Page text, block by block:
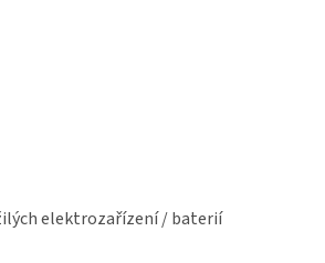
elektrozařízení / baterií